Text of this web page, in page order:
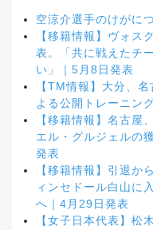
空涼介選手のけがに
【移籍情報】ヴォス
表。「共に戦えたチ
い」｜5月8日発表
【TM情報】大分、
よる公開トレーニン
【移籍情報】名古屋
エル・グルジェルの
発表
【移籍情報】引退か
ィンセドール白山に
へ｜4月29日発表
【女子日本代表】松